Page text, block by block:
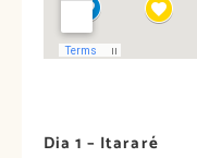
Dia 1 – Itararé